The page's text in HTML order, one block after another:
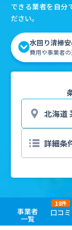
できる業者を自分
ださい。
水回り清掃
費用や事業者
事業者
一覧
口コミ
18件